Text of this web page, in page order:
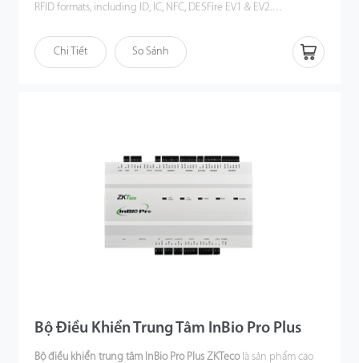
RFID formats, including ID, IC, NFC, DESFire EV1 & EV2.
communication through RS485 or Wiegand
communication,ensuring the readers can easily integrate with
Chi Tiết So Sánh
Bộ Điều Khiển Trung Tâm InBio Pro Plus
Bộ điều khiển trung tâm InBio Pro Plus ZKTecolà sản phẩm cao